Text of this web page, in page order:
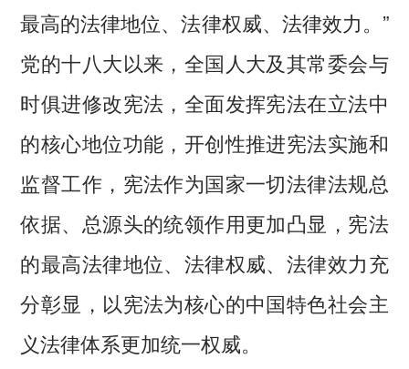
最高的法律地位、法律权威、法律效力。”
党的十八大以来，全国人大及其常委会与
时俱进修改宪法，全面发挥宪法在立法中
的核心地位功能，开创性推进宪法实施和
监督工作，宪法作为国家一切法律法规总
依据、总源头的统领作用更加凸显，宪法
的最高法律地位、法律权威、法律效力充
分彰显，以宪法为核心的中国特色社会主
义法律体系更加统一权威。